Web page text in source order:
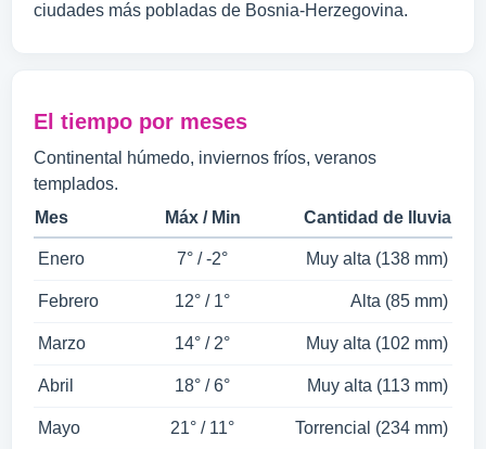
ciudades más pobladas de Bosnia-Herzegovina.
El tiempo por meses
Continental húmedo, inviernos fríos, veranos
templados.
Mes
Máx / Min Cantidad de lluvia
Enero 7° / -2° Muy alta (138 mm)
Febrero 12° / 1° Alta (85 mm)
Marzo 14° / 2° Muy alta (102 mm)
Abril 18° / 6° Muy alta (113 mm)
Mayo 21° / 11° Torrencial (234 mm)